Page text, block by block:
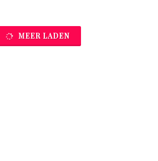
MEER LADEN